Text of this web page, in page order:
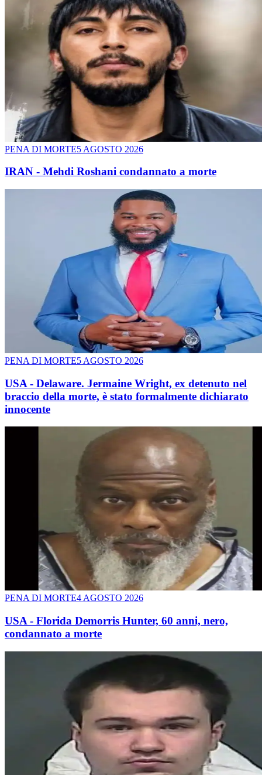
PENA DI MORTE5 AGOSTO 2026
IRAN - Mehdi Roshani condannato a morte
PENA DI MORTE5 AGOSTO 2026
USA - Delaware. Jermaine Wright, ex detenuto nel
braccio della morte, è stato formalmente dichiarato
innocente
PENA DI MORTE4 AGOSTO 2026
USA - Florida Demorris Hunter, 60 anni, nero,
condannato a morte